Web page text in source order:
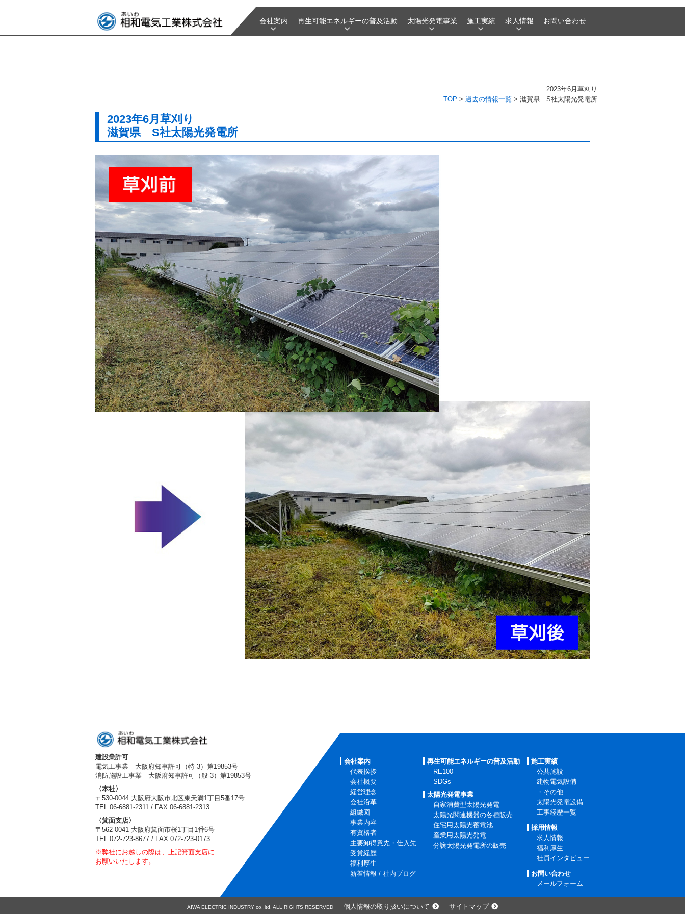
会社案内 再生可能エネルギーの普及活動 太陽光発電事業 施工実績 求人情報 お問い合わせ
TOP > 過去の情報一覧 >
2023年6月草刈り
滋賀県 S社太陽光発電所
2023年6月草刈り
滋賀県 S社太陽光発電所
建設業許可
電気工事業 大阪府知事許可（特-3）第19853号
消防施設工事業 大阪府知事許可（般-3）第19853号
〈本社〉
〒530-0044 大阪府大阪市北区東天満1丁目5番17号
TEL.06-6881-2311 / FAX.06-6881-2313
〈箕面支店〉
〒562-0041 大阪府箕面市桜1丁目1番6号
TEL.072-723-8677 / FAX.072-723-0173
※弊社にお越しの際は、上記箕面支店に
お願いいたします。
会社案内
代表挨拶
会社概要
経営理念
会社沿革
組織図
事業内容
有資格者
主要卸得意先・仕入先
受賞経歴
福利厚生
新着情報 / 社内ブログ
再生可能エネルギーの普及活動
RE100
SDGs
太陽光発電事業
自家消費型太陽光発電
太陽光関連機器の各種販売
住宅用太陽光蓄電池
産業用太陽光発電
分譲太陽光発電所の販売
施工実績
公共施設
建物電気設備
・その他
太陽光発電設備
工事経歴一覧
採用情報
求人情報
福利厚生
社員インタビュー
お問い合わせ
メールフォーム
AIWA ELECTRIC INDUSTRY co.,ltd. ALL RIGHTS RESERVED 個人情報の取り扱いについて サイトマップ